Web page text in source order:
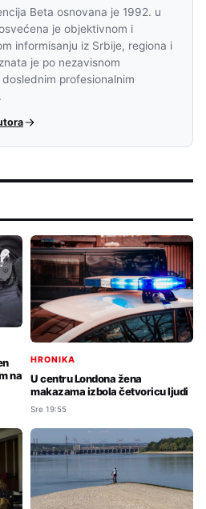
Beta osnovana je 1992. u
je objektivnom i
informisanju iz Srbije, regiona i
je po nezavisnom
profesionalnim
na
HRONIKA
U centru Londona žena
makazama izbola četvoricu ljudi
Sre 19:55